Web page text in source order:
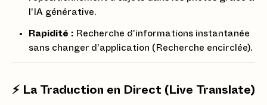
l'IA générative.
Rapidité : Recherche d'informations instantanée
sans changer d'application (Recherche encirclée).
⚡️ La Traduction en Direct (Live Translate)